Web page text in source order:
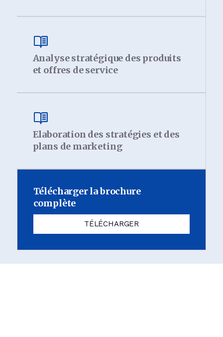
Analyse stratégique des produits
et offres de service
Elaboration des stratégies et des
plans de marketing
Télécharger la brochure
complète
TÉLÉCHARGER